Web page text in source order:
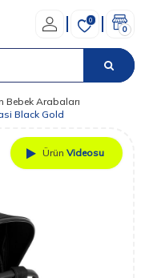
0
0
Bebek Arabaları
Black Gold
Ürün Videosu